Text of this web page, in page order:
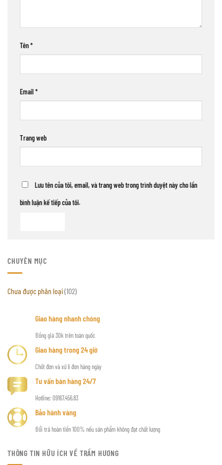
Tên*
Email*
Trang web
Lưu tên của tôi, email, và trang web trong trình duyệt này cho lần
bình luận kế tiếp của tôi.
CHUYÊN MỤC
Chưa được phân loại(102)
Giao hàng nhanh chóng
Đồng giá 30k trên toàn quốc
Giao hàng trong 24 giờ
Chốt đơn và xử lí đơn hàng ngày
Tư vấn bán hàng 24/7
Hotline: 09167.456.83
Bảo hành vàng
Đổi trả hoàn tiền 100% nếu sản phẩm không đạt chất lượng
THÔNG TIN HỮU ÍCH VỀ TRẦM HƯƠNG